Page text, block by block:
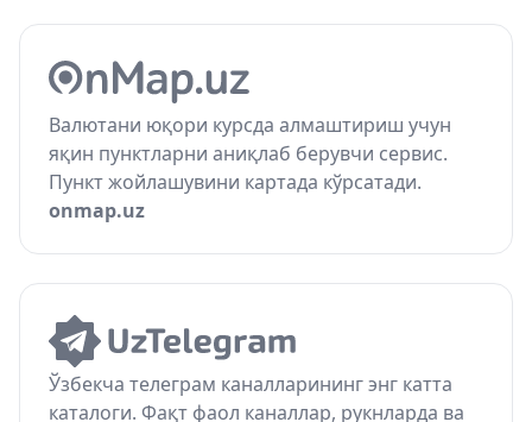
Валютани юқори курсда алмаштириш учун
яқин пунктларни аниқлаб берувчи сервис.
Пункт жойлашувини картада кўрсатади.
onmap.uz
Ўзбекча телеграм каналларининг энг катта
каталоги. Фақт фаол каналлар, рукнларда ва